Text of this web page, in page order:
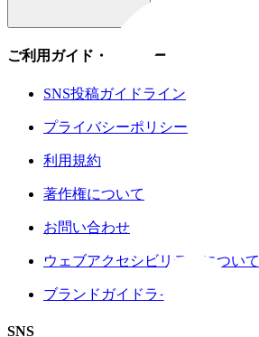
ご利用ガイド・ポリシー
SNS投稿ガイドライン
プライバシーポリシー
利用規約
著作権について
お問い合わせ
ウェブアクセシビリティについて
ブランドガイドライン
SNS